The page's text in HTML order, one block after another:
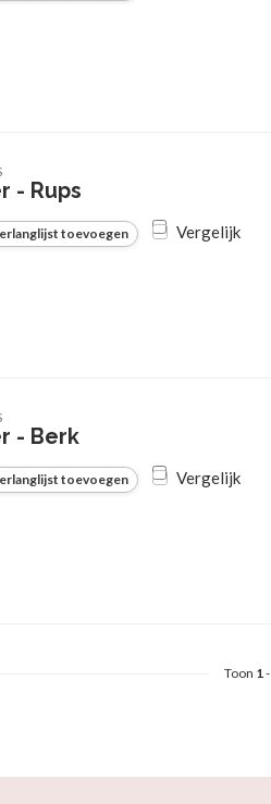
- Rups
toevoegen Vergelijk
- Berk
toevoegen Vergelijk
Toon 1-